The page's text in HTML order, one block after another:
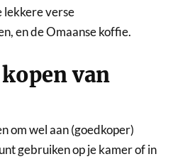
lekkere verse
en de Omaanse koffie.
van
om wel aan (goedkoper)
gebruiken op je kamer of in